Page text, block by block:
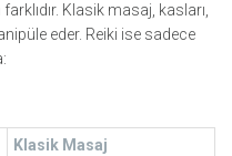
Klasik masaj, kasları,
eder. Reiki ise sadece
Klasik Masaj